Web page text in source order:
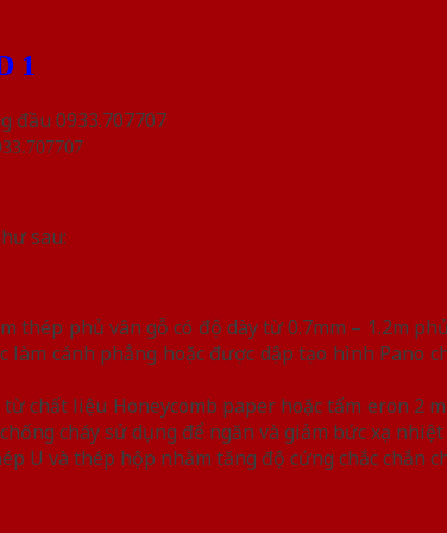
1
sau:
thép phủ vân gỗ có độ dày từ 0.7mm – 1.2m
cánh phẳng hoặc được dập tạo hình Pano
chất liệu Honeycomb paper hoặc tấm eron 2
cháy sử dụng để ngăn và giảm bức xạ
U và thép hộp nhằm tăng độ cứng chắc chắn